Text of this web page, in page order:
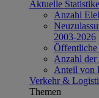
Aktuelle
Anzahl
2003-2026
Öffentliche
Anzahl
Anteil von
Verkehr &
Themen